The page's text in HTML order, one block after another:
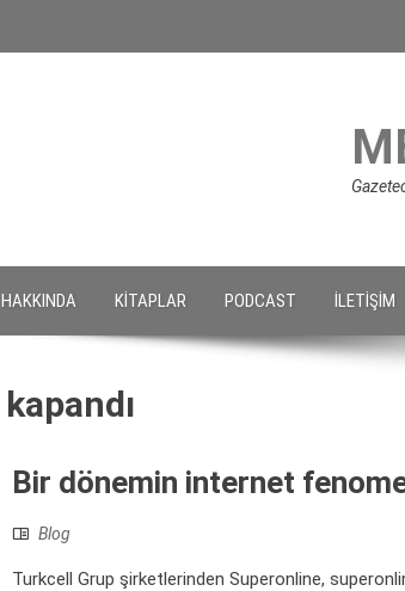
HAKKINDA KITAPLAR PODCAST İLETIŞIM
kapandı
Bir dönemin internet
Blog
Turkcell Grup şirketlerinden Superonline,